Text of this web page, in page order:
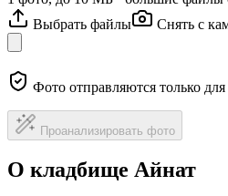
Выбрать файлы
Снять с
Фото отправляются только
Проанализировать фото
О кладбище Айнат